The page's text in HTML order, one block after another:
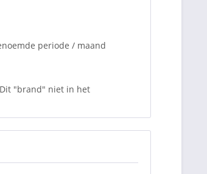
periode / maand
"brand" niet in het